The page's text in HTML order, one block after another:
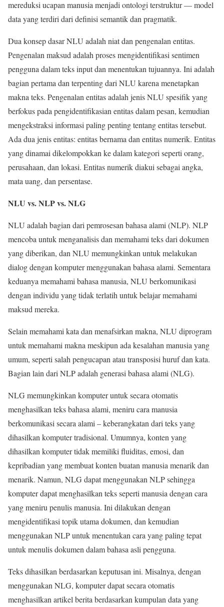
mereduksi ucapan manusia menjadi ontologi terstruktur — model
data yang terdiri dari definisi semantik dan pragmatik.
Dua konsep dasar NLU adalah niat dan pengenalan entitas.
Pengenalan maksud adalah proses mengidentifikasi sentimen
pengguna dalam teks input dan menentukan tujuannya. Ini adalah
bagian pertama dan terpenting dari NLU karena menetapkan
makna teks. Pengenalan entitas adalah jenis NLU spesifik yang
berfokus pada pengidentifikasian entitas dalam pesan, kemudian
mengekstraksi informasi paling penting tentang entitas tersebut.
Ada dua jenis entitas: entitas bernama dan entitas numerik. Entitas
yang dinamai dikelompokkan ke dalam kategori seperti orang,
perusahaan, dan lokasi. Entitas numerik diakui sebagai angka,
mata uang, dan persentase.
NLU vs. NLP vs. NLG
NLU adalah bagian dari pemrosesan bahasa alami (NLP). NLP
mencoba untuk menganalisis dan memahami teks dari dokumen
yang diberikan, dan NLU memungkinkan untuk melakukan
dialog dengan komputer menggunakan bahasa alami. Sementara
keduanya memahami bahasa manusia, NLU berkomunikasi
dengan individu yang tidak terlatih untuk belajar memahami
maksud mereka.
Selain memahami kata dan menafsirkan makna, NLU diprogram
untuk memahami makna meskipun ada kesalahan manusia yang
umum, seperti salah pengucapan atau transposisi huruf dan kata.
Bagian lain dari NLP adalah generasi bahasa alami (NLG).
NLG memungkinkan komputer untuk secara otomatis
menghasilkan teks bahasa alami, meniru cara manusia
berkomunikasi secara alami – keberangkatan dari teks yang
dihasilkan komputer tradisional. Umumnya, konten yang
dihasilkan komputer tidak memiliki fluiditas, emosi, dan
kepribadian yang membuat konten buatan manusia menarik dan
menarik. Namun, NLG dapat menggunakan NLP sehingga
komputer dapat menghasilkan teks seperti manusia dengan cara
yang meniru penulis manusia. Ini dilakukan dengan
mengidentifikasi topik utama dokumen, dan kemudian
menggunakan NLP untuk menentukan cara yang paling tepat
untuk menulis dokumen dalam bahasa asli pengguna.
Teks dihasilkan berdasarkan keputusan ini. Misalnya, dengan
menggunakan NLG, komputer dapat secara otomatis
menghasilkan artikel berita berdasarkan kumpulan data yang